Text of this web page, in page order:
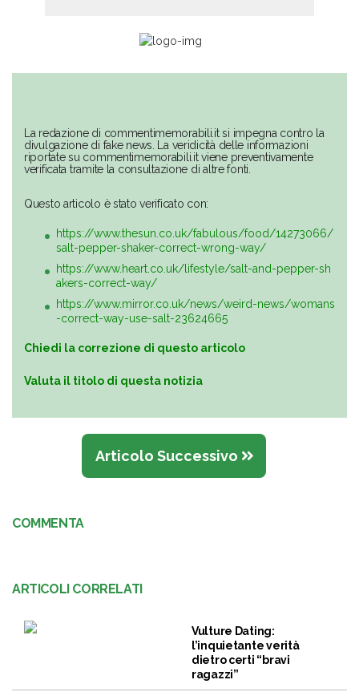
La redazione di commentimemorabili.it si impegna contro la
divulgazione di fake news. La veridicità delle informazioni
riportate su commentimemorabili.it viene preventivamente
verificata tramite la consultazione di altre fonti.
Questo articolo è stato verificato con:
https://www.thesun.co.uk/fabulous/food/14273066/
salt-pepper-shaker-correct-wrong-way/
https://www.heart.co.uk/lifestyle/salt-and-pepper-sh
akers-correct-way/
https://www.mirror.co.uk/news/weird-news/womans
-correct-way-use-salt-23624665
Chiedi la correzione di questo articolo
Valuta il titolo di questa notizia
Articolo Successivo
COMMENTA
ARTICOLI CORRELATI
Vulture Dating:
l’inquietante verità
dietro certi “bravi
ragazzi”